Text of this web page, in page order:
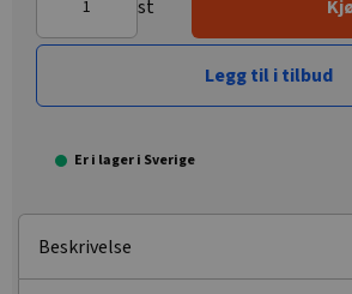
st
Legg til i tilbud
Er i lager i Sverige
Beskrivelse